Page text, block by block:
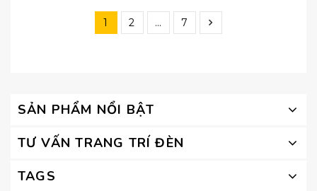
1 2 … 7
SẢN PHẨM NỔI BẬT
TƯ VẤN TRANG TRÍ ĐÈN
TAGS